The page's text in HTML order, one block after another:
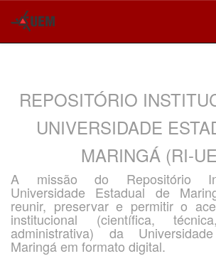
REPOSITÓRIO
UNIVERSIDADE
MARINGÁ (RI-
A missão do Repositório
Universidade Estadual de
reunir, preservar e permitir o
institucional (científica,
administrativa) da
Maringá em formato digital.